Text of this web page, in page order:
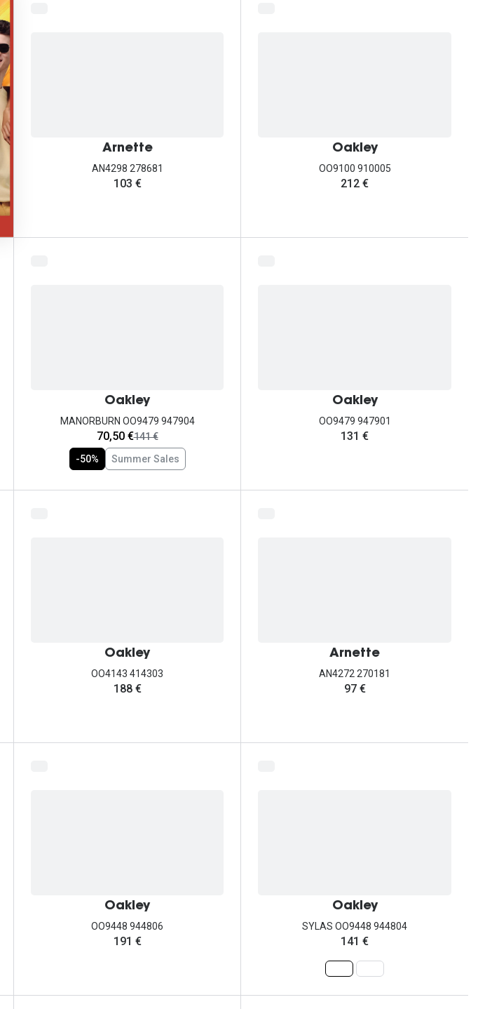
Arnette
AN4298 278681
103 €
Oakley
OO9100 910005
212 €
Oakley
MANORBURN OO9479 947904
agora:
70,50 €era:
141 €
-50%
Summer Sales
Oakley
OO9479 947901
131 €
Oakley
OO4143 414303
188 €
Arnette
AN4272 270181
97 €
Oakley
OO9448 944806
191 €
Oakley
SYLAS OO9448 944804
141 €